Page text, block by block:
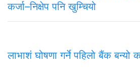
कर्जा–निक्षेप पनि खुम्चियो
लाभाशं घोषणा गर्ने पहिलो बैंक बन्यो